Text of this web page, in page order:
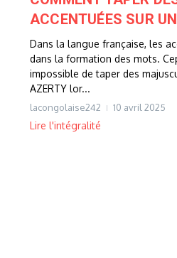
ACCENTUÉES SUR
Dans la langue française, les
dans la formation des mots.
impossible de taper des
AZERTY lor...
lacongolaise242 10 avril 2025
Lire l'intégralité